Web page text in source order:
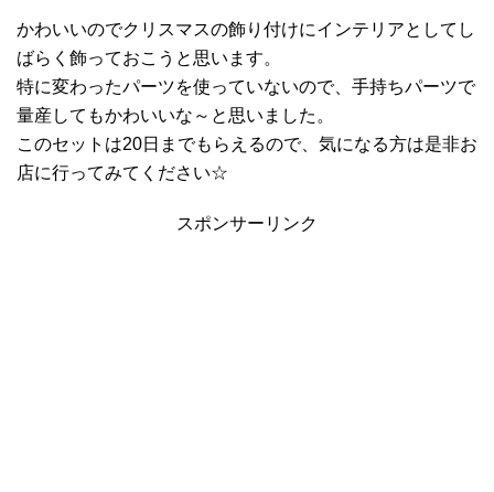
かわいいのでクリスマスの飾り付けにインテリアとしてし
ばらく飾っておこうと思います。
特に変わったパーツを使っていないので、手持ちパーツで
量産してもかわいいな～と思いました。
このセットは20日までもらえるので、気になる方は是非お
店に行ってみてください☆
スポンサーリンク